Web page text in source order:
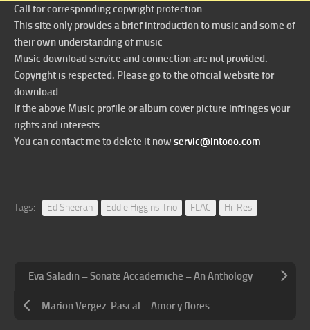
Call for corresponding copyright protection
This site only provides a brief introduction to music and some of
their own understanding of music
Music download service and connection are not provided.
Copyright is respected. Please go to the official website for
download
If the above Music profile or album cover picture infringes your
rights and interests
You can contact me to delete it now servic@intooo.com
Tags: Ed Sheeran Eddie Higgins Trio FLAC Hi-Res
Eva Saladin – Sonate Accademiche – An Anthology
Marion Vergez-Pascal – Amor y flores